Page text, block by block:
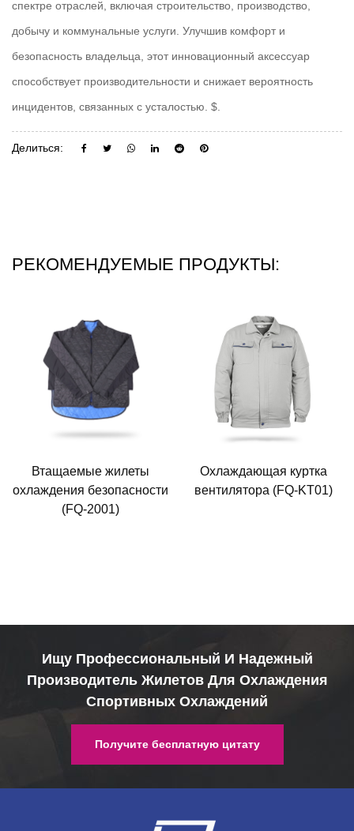
спектре отраслей, включая строительство, производство,
добычу и коммунальные услуги. Улучшив комфорт и
безопасность владельца, этот инновационный аксессуар
способствует производительности и снижает вероятность
инцидентов, связанных с усталостью. $.
Делиться:
РЕКОМЕНДУЕМЫЕ ПРОДУКТЫ:
Втащаемые жилеты
охлаждения безопасности
(FQ-2001)
Охлаждающая куртка
вентилятора (FQ-KT01)
Ищу Профессиональный И Надежный
Производитель Жилетов Для Охлаждения
Спортивных Охлаждений
Получите бесплатную цитату